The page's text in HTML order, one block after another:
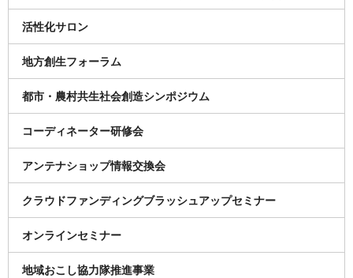
活性化サロン
地方創生フォーラム
都市・農村共生社会創造シンポジウム
コーディネーター研修会
アンテナショップ情報交換会
クラウドファンディングブラッシュアップセミナー
オンラインセミナー
地域おこし協力隊推進事業